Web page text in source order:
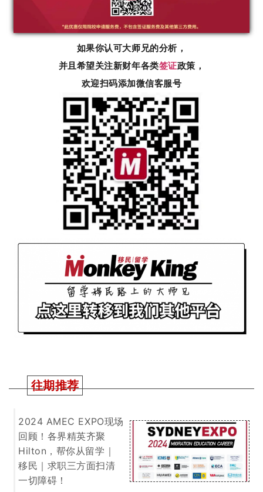
如果你认可大师兄的分析，
并且希望关注新财年各类签证政策，
欢迎扫码添加微信客服号
往期推荐
2024 AMEC EXPO现场
回顾！各界精英齐聚
Hilton，帮你从留学｜
移民｜求职三方面扫清
一切障碍！